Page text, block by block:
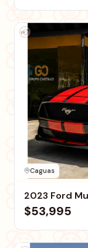
Caguas
2023 Ford
$53,995